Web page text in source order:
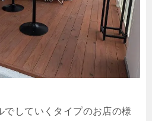
でしていくタイプのお店の様